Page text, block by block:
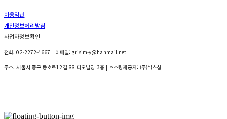
이용약관
개인정보처리방침
사업자정보확인
전화: 02-2272-4667 | 이메일: grisim-y@hanmail.net
주소: 서울시 중구 동호로12길 88 디오빌딩 3층| 호스팅제공자: (주)식스샵